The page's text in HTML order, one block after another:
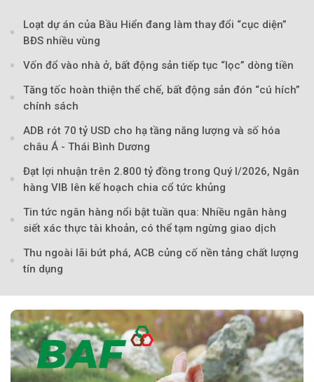
Loạt dự án của Bầu Hiển đang làm thay đổi “cục diện”
BĐS nhiều vùng
Vốn đổ vào nhà ở, bất động sản tiếp tục “lọc” dòng tiền
Tăng tốc hoàn thiện thể chế, bất động sản đón “cú hích”
chính sách
ADB rót 70 tỷ USD cho hạ tầng năng lượng và số hóa
châu Á - Thái Bình Dương
Đạt lợi nhuận trên 2.800 tỷ đồng trong Quý I/2026, Ngân
hàng VIB lên kế hoạch chia cổ tức khủng
Tin tức ngân hàng nổi bật tuần qua: Nhiều ngân hàng
siết xác thực tài khoản, có thể tạm ngừng giao dịch
Thu ngoài lãi bứt phá, ACB củng cố nền tảng chất lượng
tín dụng